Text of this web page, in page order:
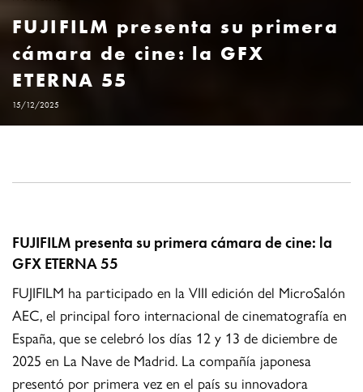
FUJIFILM presenta su primera
cámara de cine: la GFX
ETERNA 55
15/12/2025
FUJIFILM presenta su primera cámara de cine: la
GFX ETERNA 55
FUJIFILM ha participado en la VIII edición del MicroSalón
AEC, el principal foro internacional de cinematografía en
España, que se celebró los días 12 y 13 de diciembre de
2025 en La Nave de Madrid. La compañía japonesa
presentó por primera vez en el país su innovadora